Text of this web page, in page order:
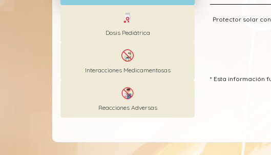
Dosis Pediátrica
Interacciones Medicamentosas
Reacciones Adversas
Protector solar
* Esta información